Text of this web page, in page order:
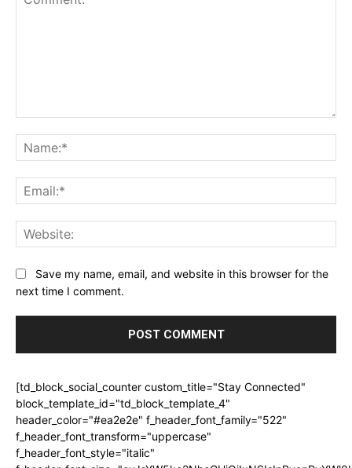
Save my name, email, and website in this browser for the
next time I comment.
[td_block_social_counter custom_title="Stay Connected"
block_template_id="td_block_template_4"
header_color="#ea2e2e" f_header_font_family="522"
f_header_font_transform="uppercase"
f_header_font_style="italic"